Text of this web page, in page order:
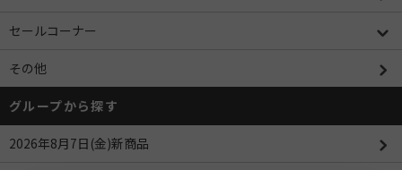
セールコーナー
その他
グループから探す
2026年8月7日(金)新商品